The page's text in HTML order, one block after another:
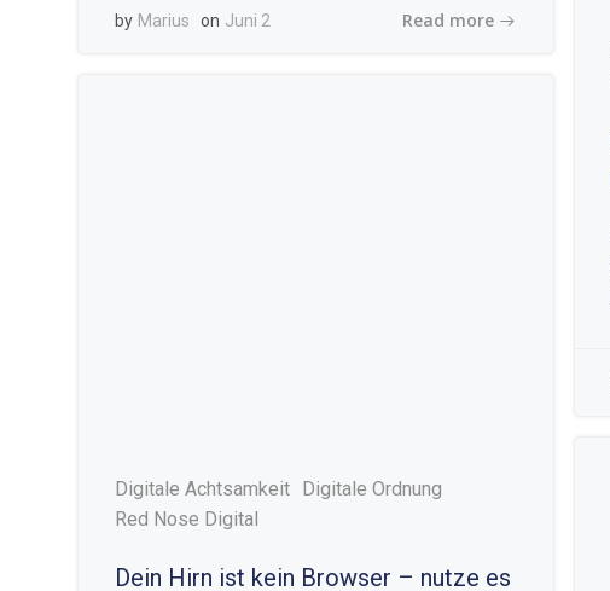
by Marius on Juni 2
Read more
Digitale Achtsamkeit Digitale Ordnung
Red Nose Digital
Dein Hirn ist kein Browser – nutze es